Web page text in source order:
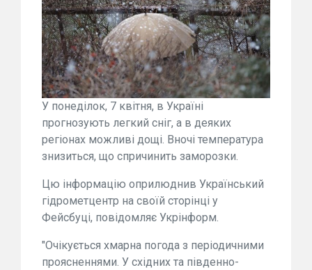
У понеділок, 7 квітня, в Україні
прогнозують легкий сніг, а в деяких
регіонах можливі дощі. Вночі температура
знизиться, що спричинить заморозки.
Цю інформацію оприлюднив Український
гідрометцентр на своїй сторінці у
Фейсбуці, повідомляє Укрінформ.
"Очікується хмарна погода з періодичними
проясненнями. У східних та південно-